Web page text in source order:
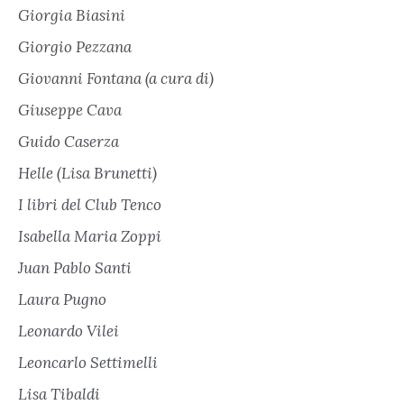
Giorgia Biasini
Giorgio Pezzana
Giovanni Fontana (a cura di)
Giuseppe Cava
Guido Caserza
Helle (Lisa Brunetti)
I libri del Club Tenco
Isabella Maria Zoppi
Juan Pablo Santi
Laura Pugno
Leonardo Vilei
Leoncarlo Settimelli
Lisa Tibaldi